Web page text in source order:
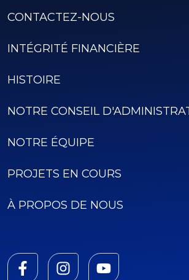
CONTACTEZ-NOUS
INTÉGRITÉ FINANCIÈRE
HISTOIRE
NOTRE CONSEIL
NOTRE ÉQUIPE
PROJETS EN COURS
À PROPOS DE NOUS